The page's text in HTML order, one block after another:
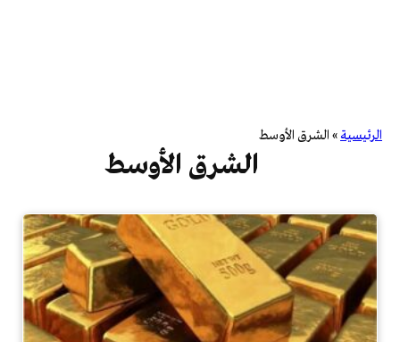
الرئيسية» الشرق الأوسط
الشرق الأوسط